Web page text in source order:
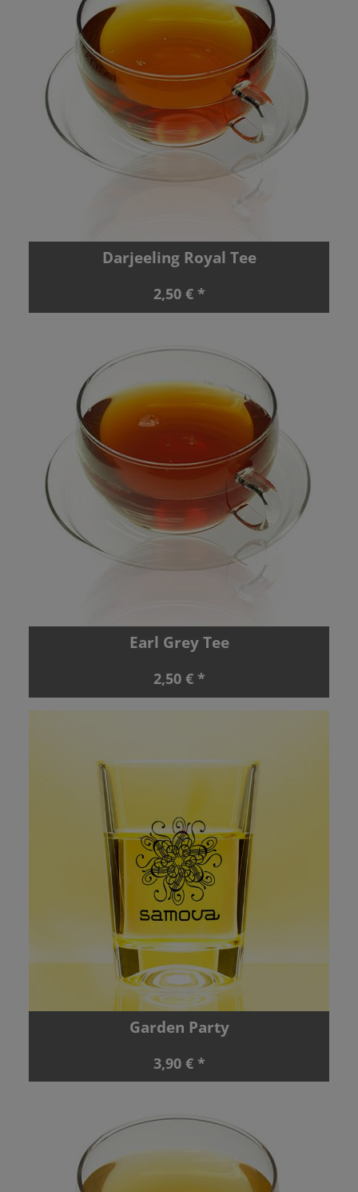
Darjeeling Royal Tee
2,50 € *
Earl Grey Tee
2,50 € *
Garden Party
3,90 € *